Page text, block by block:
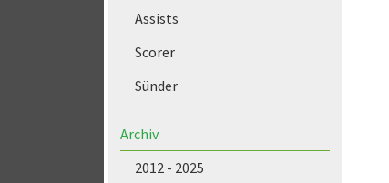
Assists
Scorer
Sünder
Archiv
2012 - 2025